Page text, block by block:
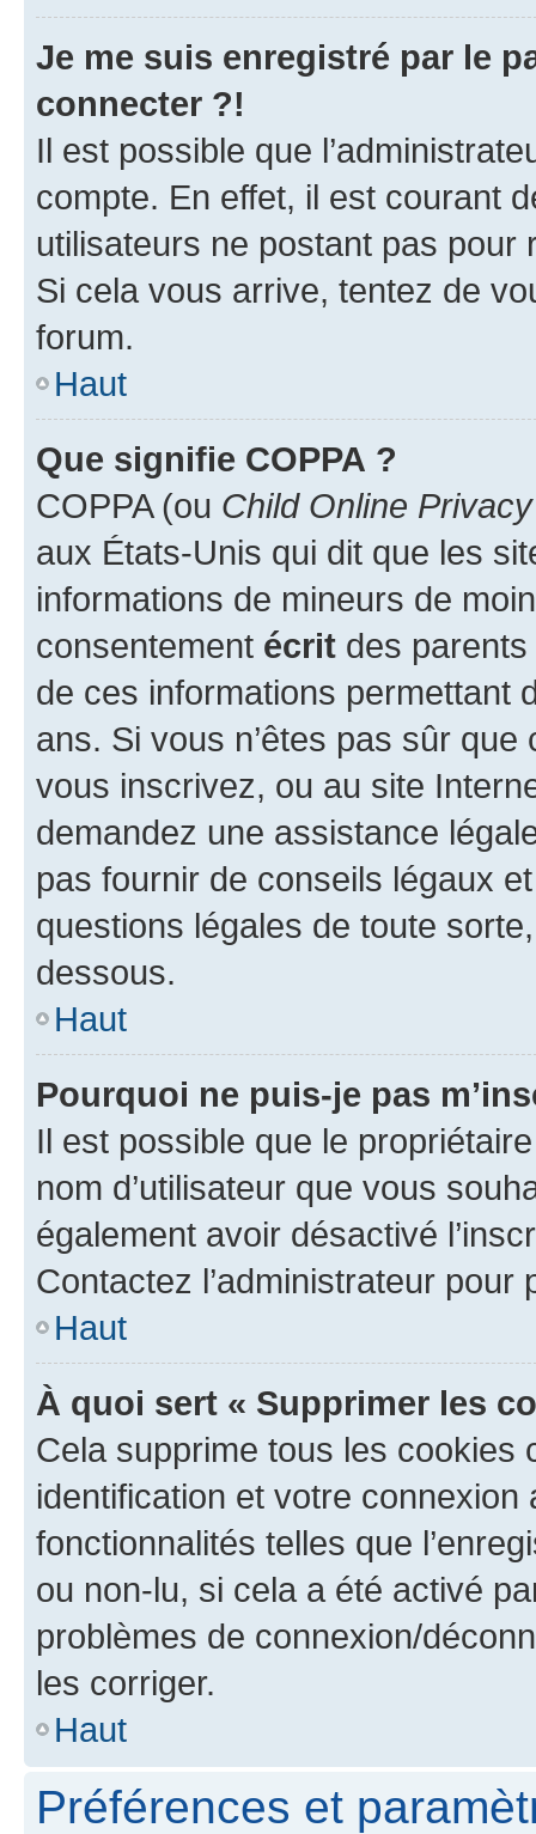
Je me suis enregistré par le
connecter ?!
Il est possible que
compte. En effet, il est courant
utilisateurs ne postant pas pour
Si cela vous arrive, tentez de
forum.
Haut
Que signifie COPPA ?
COPPA (ou Child Online
aux États-Unis qui dit que les
informations de mineurs de
consentement écrit des parents
de ces informations permettant
ans. Si vous n’êtes pas sûr
vous inscrivez, ou au site
demandez une assistance
pas fournir de conseils légaux
questions légales de toute
dessous.
Haut
Pourquoi ne puis-je pas
Il est possible que le
nom d’utilisateur que vous
également avoir désactivé
Contactez l’administrateur
Haut
À quoi sert « Supprimer les
Cela supprime tous les cookies
identification et votre
fonctionnalités telles que
ou non-lu, si cela a été activé
problèmes de connexion/
les corriger.
Haut
Préférences et